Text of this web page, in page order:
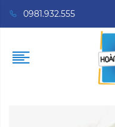
0981.932.555